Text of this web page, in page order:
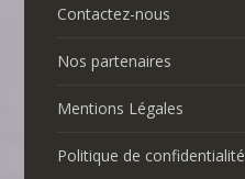
Contactez-nous
Nos partenaires
Mentions Légales
Politique de confidentialité